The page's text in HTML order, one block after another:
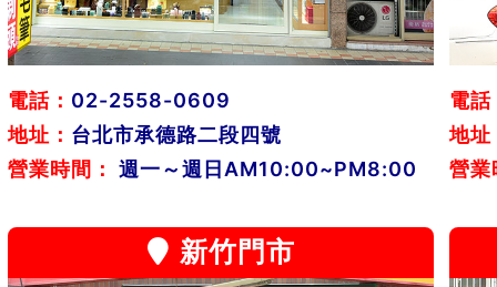
電話： 02-2558-0609
地址： 台北市承德路二段四號
營業時間：
週一～週日AM10:00~PM8:00
電話
地址
營業
新竹門市